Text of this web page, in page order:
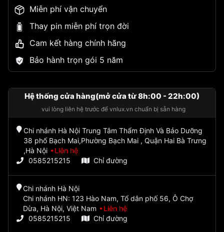
Miễn phí vận chuyển
Thay pin miễn phí trọn đời
Cam kết hàng chính hãng
Bảo hành trọn gói 5 năm
Hệ thống cửa hàng(mở cửa từ 8h:00 - 22h:00)
vui lòng liên hệ trước để vnlux.vn chuẩn bị sẵn hàng
Chi nhánh Hà Nội Trung Tâm Thẩm Định Và Bảo Dưỡng
38 phố Bạch Mai,Phường Bạch Mai , Quận Hai Bà Trưng
,Hà Nội
Liên hệ
0585215215
Chỉ đường
Chi nhánh Hà Nội
Chi nhánh HN: 123 Hào Nam, Tổ dân phố 56, Ô Chợ
Dừa, Hà Nội, Việt Nam
Liên hệ
0585215215
Chỉ đường